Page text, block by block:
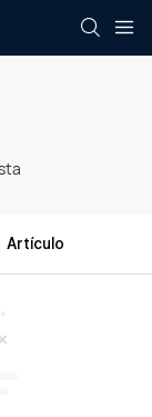
Artículo